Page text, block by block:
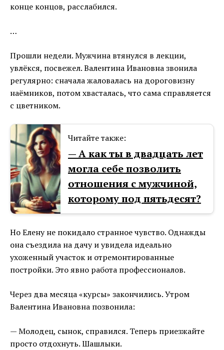
конце концов, расслабился.
…
Прошли недели. Мужчина втянулся в лекции,
увлёкся, посвежел. Валентина Ивановна звонила
регулярно: сначала жаловалась на дороговизну
наёмников, потом хвасталась, что сама справляется
с цветником.
Читайте также:
— А как ты в двадцать лет
могла себе позволить
отношения с мужчиной,
которому под пятьдесят?
Но Елену не покидало странное чувство. Однажды
она съездила на дачу и увидела идеально
ухоженный участок и отремонтированные
постройки. Это явно работа профессионалов.
Через два месяца «курсы» закончились. Утром
Валентина Ивановна позвонила:
— Молодец, сынок, справился. Теперь приезжайте
просто отдохнуть. Шашлыки.